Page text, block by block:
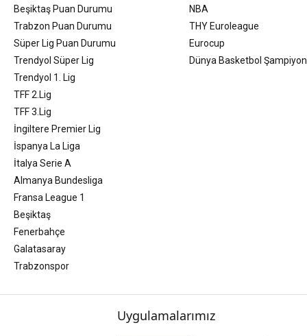
Beşiktaş Puan Durumu
Trabzon Puan Durumu
Süper Lig Puan Durumu
Trendyol Süper Lig
Trendyol 1. Lig
TFF 2.Lig
TFF 3.Lig
İngiltere Premier Lig
İspanya La Liga
İtalya Serie A
Almanya Bundesliga
Fransa League 1
Beşiktaş
Fenerbahçe
Galatasaray
Trabzonspor
NBA
THY Euroleague
Eurocup
Dünya Basketbol
Uygulamalarımız